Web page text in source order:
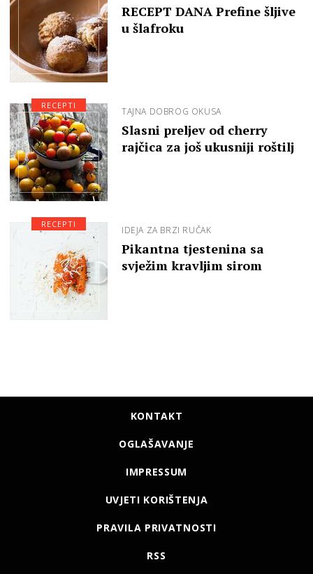
RECEPT DANA Prefine šljive
u šlafroku
TAJNA DOBROG OKUSA
Slasni preljev od cherry
rajčica za još ukusniji roštilj
RECEPTI
IDEJA ZA BRZI RUČAK
Pikantna tjestenina sa
svježim kravljim sirom
RECEPTI
KONTAKT
OGLAŠAVANJE
IMPRESSUM
UVJETI KORIŠTENJA
PRAVILA PRIVATNOSTI
RSS